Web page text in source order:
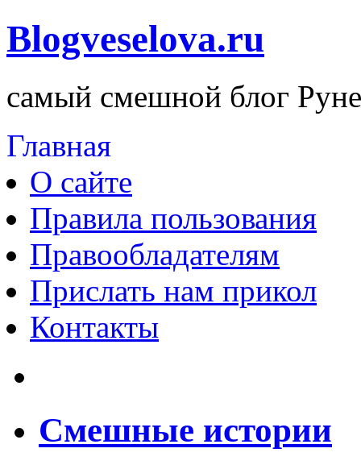
Blogveselova.ru
самый смешной блог
Главная
О сайте
Правила пользования
Правообладателям
Прислать нам прикол
Контакты
Смешные истории